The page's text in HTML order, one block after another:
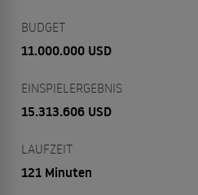
BUDGET
11.000.000 USD
EINSPIELERGEBNIS
15.313.606 USD
LAUFZEIT
121 Minuten